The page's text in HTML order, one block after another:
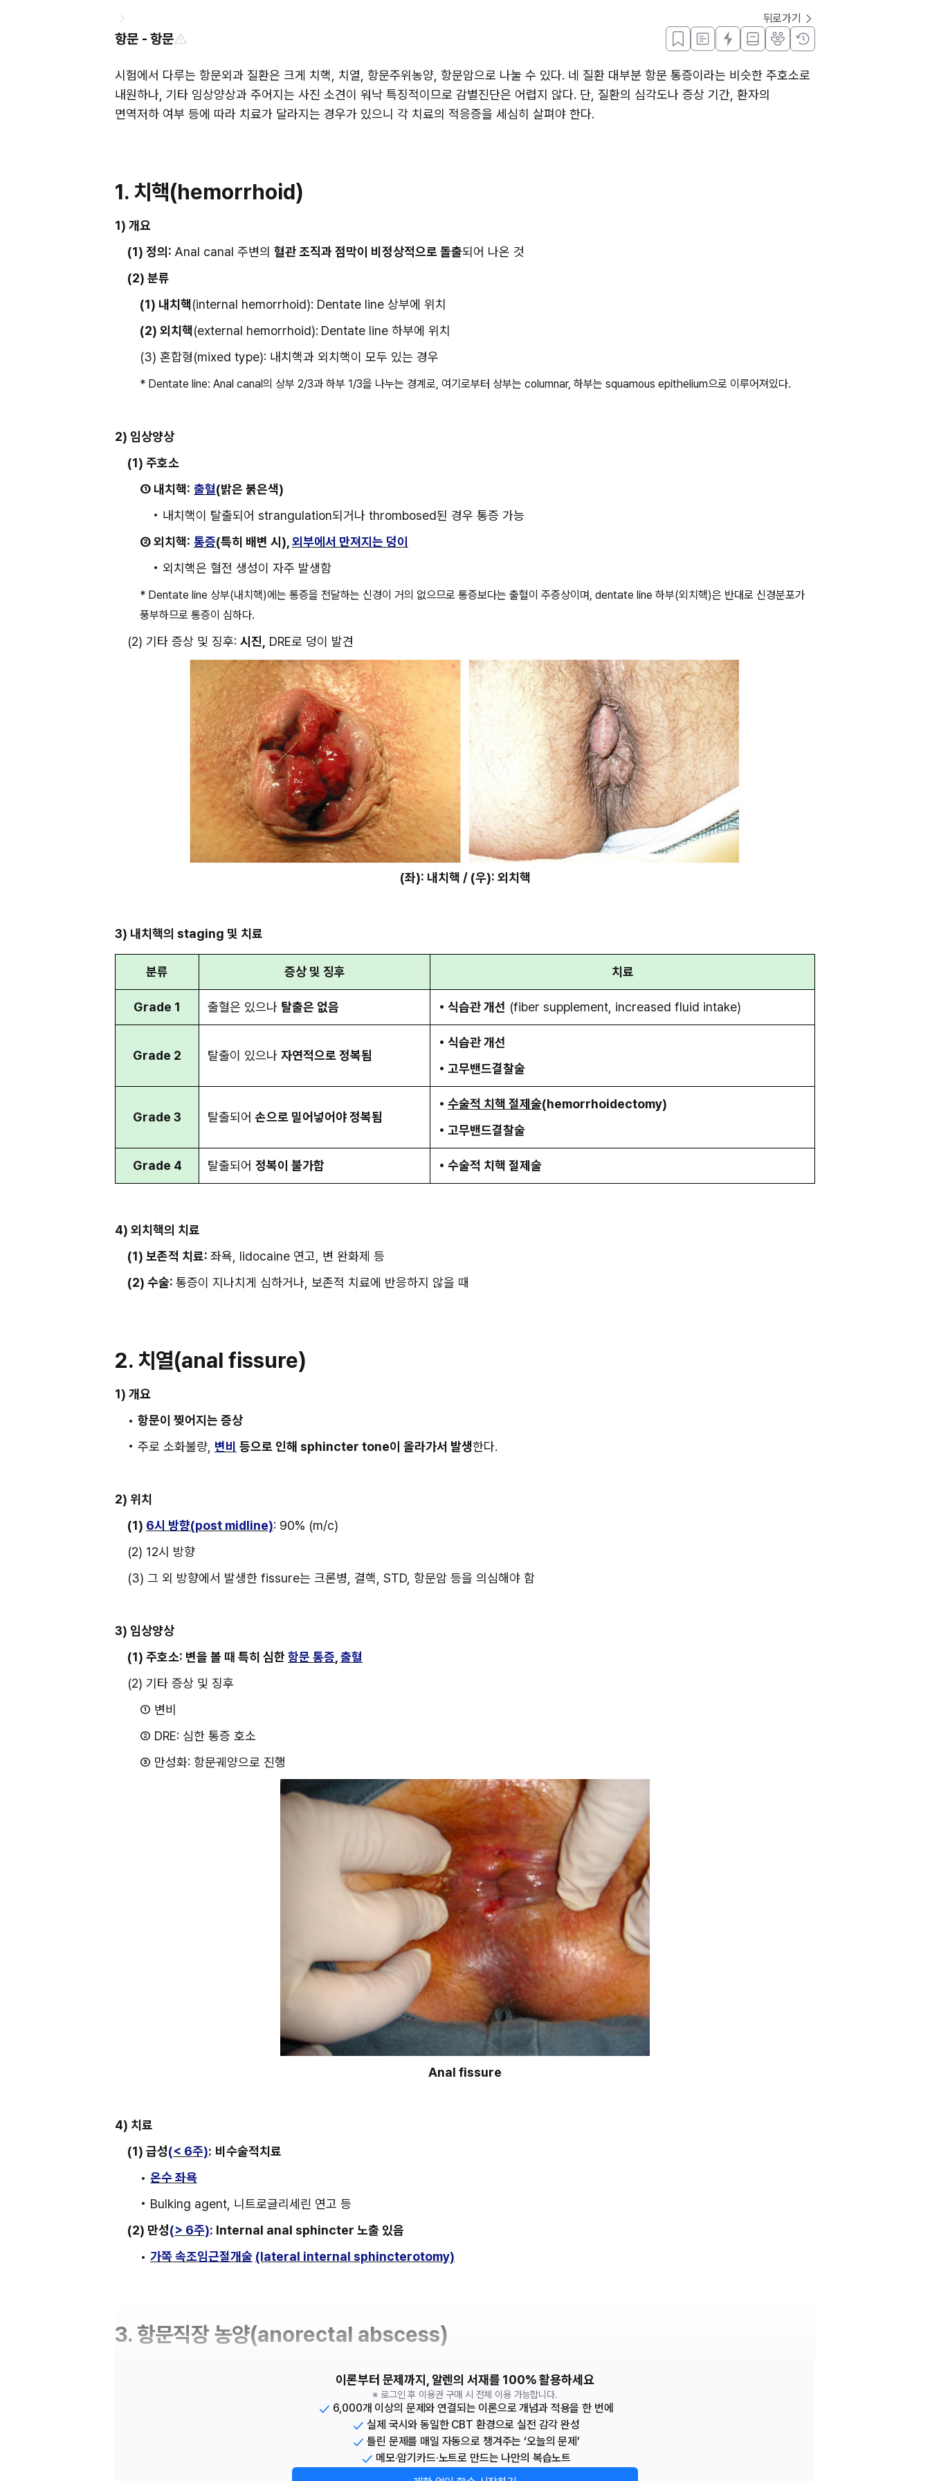
뒤로가기
항문 - 항문
시험에서 다루는 항문외과 질환은 크게 치핵, 치열, 항문주위농양, 항문암으로 나눌 수 있다. 네 질환 대부분 항문 통증이라는 비슷한 주호소로
내원하나, 기타 임상양상과 주어지는 사진 소견이 워낙 특징적이므로 감별진단은 어렵지 않다. 단, 질환의 심각도나 증상 기간, 환자의
면역저하 여부 등에 따라 치료가 달라지는 경우가 있으니 각 치료의 적응증을 세심히 살펴야 한다.
1. 치핵(hemorrhoid)
1) 개요
(1) 정의: Anal canal 주변의 혈관 조직과 점막이 비정상적으로 돌출되어 나온 것
(2) 분류
(1) 내치핵(internal hemorrhoid): Dentate line 상부에 위치
(2) 외치핵(external hemorrhoid): Dentate line 하부에 위치
(3) 혼합형(mixed type): 내치핵과 외치핵이 모두 있는 경우
* Dentate line: Anal canal의 상부 2/3과 하부 1/3을 나누는 경계로, 여기로부터 상부는 columnar, 하부는 squamous epithelium으로 이루어져있다.
2) 임상양상
(1) 주호소
① 내치핵: 출혈(밝은 붉은색)
• 내치핵이 탈출되어 strangulation되거나 thrombosed된 경우 통증 가능
② 외치핵: 통증(특히 배변 시), 외부에서 만져지는 덩이
• 외치핵은 혈전 생성이 자주 발생함
* Dentate line 상부(내치핵)에는 통증을 전달하는 신경이 거의 없으므로 통증보다는 출혈이 주증상이며, dentate line 하부(외치핵)은 반대로 신경분포가
풍부하므로 통증이 심하다.
(2) 기타 증상 및 징후: 시진, DRE로 덩이 발견
(좌): 내치핵 / (우): 외치핵
3) 내치핵의 staging 및 치료
분류 증상 및 징후 치료
Grade 1 출혈은 있으나 탈출은 없음 • 식습관 개선 (fiber supplement, increased fluid intake)
Grade 2 탈출이 있으나 자연적으로 정복됨
• 식습관 개선
• 고무밴드결찰술
Grade 3 탈출되어 손으로 밀어넣어야 정복됨
• 수술적 치핵 절제술(hemorrhoidectomy)
• 고무밴드결찰술
Grade 4 탈출되어 정복이 불가함 • 수술적 치핵 절제술
4) 외치핵의 치료
(1) 보존적 치료: 좌욕, lidocaine 연고, 변 완화제 등
(2) 수술: 통증이 지나치게 심하거나, 보존적 치료에 반응하지 않을 때
2. 치열(anal fissure)
1) 개요
• 항문이 찢어지는 증상
• 주로 소화불량, 변비 등으로 인해 sphincter tone이 올라가서 발생한다.
2) 위치
(1) 6시 방향(post midline): 90% (m/c)
(2) 12시 방향
(3) 그 외 방향에서 발생한 fissure는 크론병, 결핵, STD, 항문암 등을 의심해야 함
3) 임상양상
(1) 주호소: 변을 볼 때 특히 심한 항문 통증 출혈
(2) 기타 증상 및 징후
① 변비
② DRE: 심한 통증 호소
③ 만성화: 항문궤양으로 진행
Anal fissure
4) 치료
(1) 급성(< 6주): 비수술적치료
• 온수 좌욕
• Bulking agent, 니트로글리세린 연고 등
(2) 만성(> 6주): Internal anal sphincter 노출 있음
• 가쪽 속조임근절개술 (lateral internal sphincterotomy)
3. 항문직장 농양(anorectal abscess)
이론부터 문제까지, 알렌의 서재를 100% 활용하세요
※ 로그인 후 이용권 구매 시 전체 이용 가능합니다.
6,000개 이상의 문제와 연결되는 이론으로 개념과 적용을 한 번에
실제 국시와 동일한 CBT 환경으로 실전 감각 완성
틀린 문제를 매일 자동으로 챙겨주는 ‘오늘의 문제’
메모·암기카드·노트로 만드는 나만의 복습노트